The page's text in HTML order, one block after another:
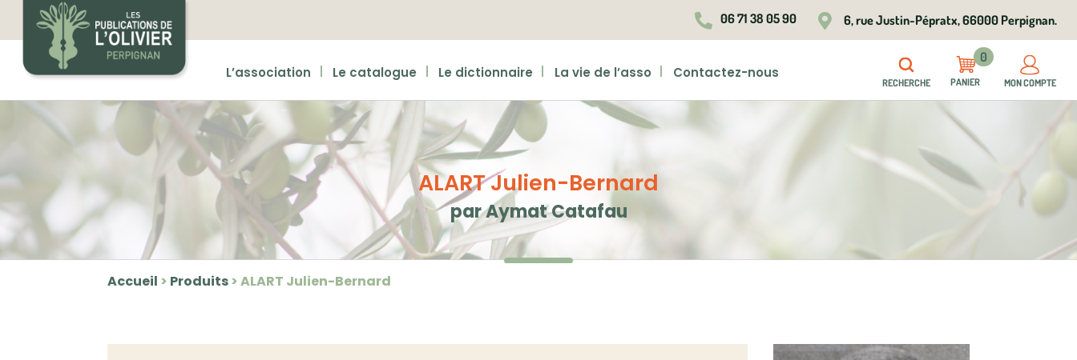
 06 71 38 05 90  6, rue Justin-Pépratx, 66000 Perpignan.
L’association Le catalogue Le dictionnaire La vie de l’asso Contactez-nous
RECHERCHE
0
MON COMPTE
ALART Julien-Bernard
par Aymat Catafau
Accueil > Produits>ALART Julien-Bernard